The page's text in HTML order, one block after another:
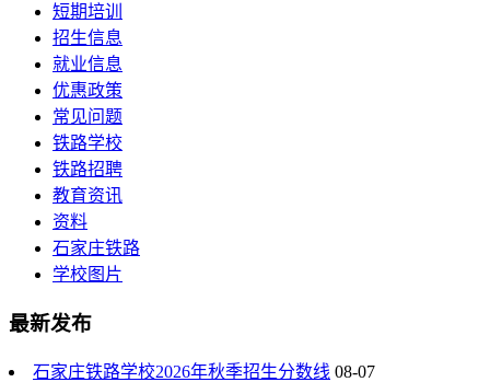
短期培训
招生信息
就业信息
优惠政策
常见问题
铁路学校
铁路招聘
教育资讯
资料
石家庄铁路
学校图片
最新发布
石家庄铁路学校2026年秋季招生分数线 08-07